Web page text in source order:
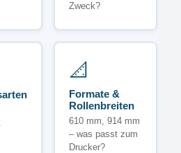
Zweck?
📐
Formate &
Rollenbreiten
610 mm, 914 mm
– was passt zum
Drucker?